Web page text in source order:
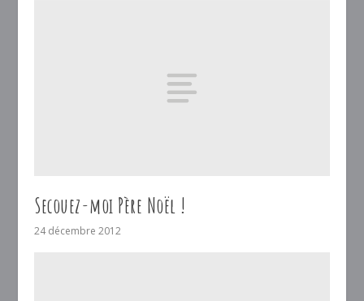
Secouez-moi Père Noël !
24 décembre 2012